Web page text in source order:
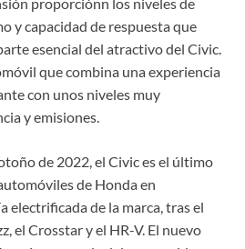
proporciónn los niveles de
y capacidad de respuesta que
esencial del atractivo del Civic.
que combina una experiencia
con unos niveles muy
y emisiones.
de 2022, el Civic es el último
de Honda en
electrificada de la marca, tras el
el Crosstar y el HR-V. El nuevo